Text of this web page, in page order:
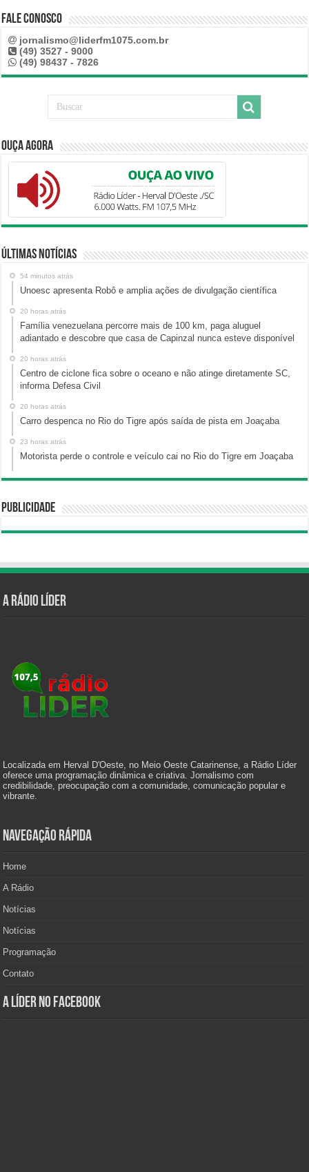
Fale Conosco
jornalismo@liderfm1075.com.br
(49) 3527 - 9000
(49) 98437 - 7826
Ouça Agora
Últimas Notícias
54 minutos atrás
Unoesc apresenta Robô e amplia ações de divulgação científica
20 horas atrás
Família venezuelana percorre mais de 100 km, paga aluguel
adiantado e descobre que casa de Capinzal nunca esteve disponível
20 horas atrás
Centro de ciclone fica sobre o oceano e não atinge diretamente SC,
informa Defesa Civil
20 horas atrás
Carro despenca no Rio do Tigre após saída de pista em Joaçaba
23 horas atrás
Motorista perde o controle e veículo cai no Rio do Tigre em Joaçaba
Publicidade
A Rádio Líder
Localizada em Herval D'Oeste, no Meio Oeste Catarinense, a Rádio Líder
oferece uma programação dinâmica e criativa. Jornalismo com
credibilidade, preocupação com a comunidade, comunicação popular e
vibrante.
Navegação Rápida
Home
A Rádio
Notícias
Notícias
Programação
Contato
A Líder no Facebook